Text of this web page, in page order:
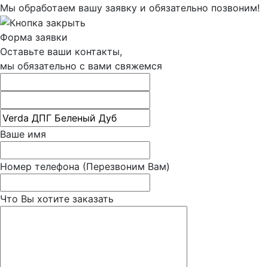
Мы обработаем вашу заявку и обязательно позвоним!
Форма заявки
Оставьте ваши контакты,
мы обязательно с вами свяжемся
Ваше имя
Номер телефона (Перезвоним Вам)
Что Вы хотите заказать